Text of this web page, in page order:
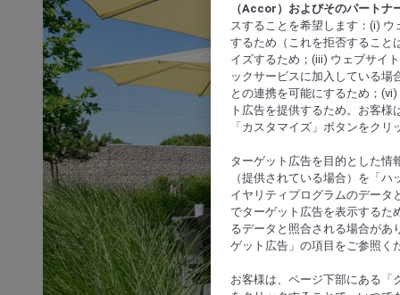
（Accor）およびそのパートナ
スすることを希望します：(i)
するため（これを拒否すること
イズするため；(iii) ウェブサイ
ックサービスに加入している場
との連携を可能にするため；
ト広告を提供するため。お客
「カスタマイズ」ボタンをク
ターゲット広告を目的とした情
（提供されている場合）を「
イヤリティプログラムのデータ
でターゲット広告を表示するた
るデータと照合される場合があ
ゲット広告」の項目をご参照く
お客様は、ページ下部にある「